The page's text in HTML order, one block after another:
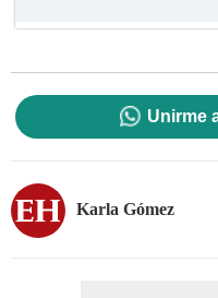
Unirme
Karla Gómez